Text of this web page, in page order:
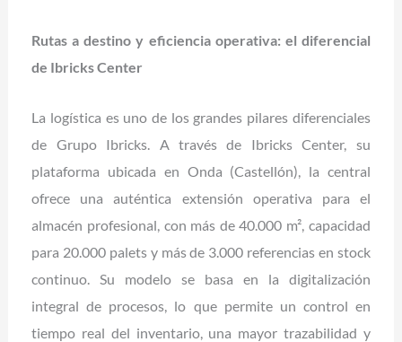
Rutas a destino y eficiencia operativa: el diferencial
de Ibricks Center
La logística es uno de los grandes pilares diferenciales
de Grupo Ibricks. A través de Ibricks Center, su
plataforma ubicada en Onda (Castellón), la central
ofrece una auténtica extensión operativa para el
almacén profesional, con más de 40.000 m², capacidad
para 20.000 palets y más de 3.000 referencias en stock
continuo. Su modelo se basa en la digitalización
integral de procesos, lo que permite un control en
tiempo real del inventario, una mayor trazabilidad y